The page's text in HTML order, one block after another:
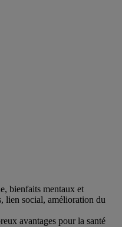
bienfaits mentaux et
lien social, amélioration du
avantages pour la santé